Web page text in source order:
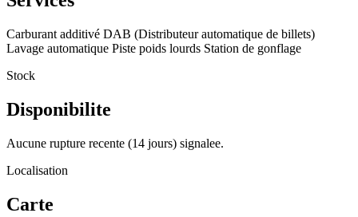
Carburant additivé DAB (Distributeur automatique de billets)
Lavage automatique Piste poids lourds Station de gonflage
Stock
Disponibilite
Aucune rupture recente (14 jours) signalee.
Localisation
Carte